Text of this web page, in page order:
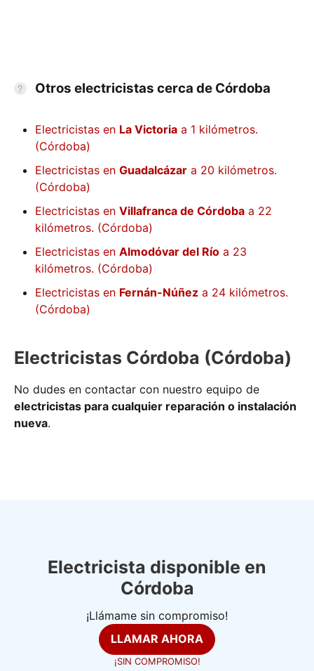
Otros electricistas cerca de Córdoba
Electricistas en La Victoria a 1 kilómetros.
(Córdoba)
Electricistas en Guadalcázar a 20 kilómetros.
(Córdoba)
Electricistas en Villafranca de Córdoba a 22
kilómetros. (Córdoba)
Electricistas en Almodóvar del Río a 23
kilómetros. (Córdoba)
Electricistas en Fernán-Núñez a 24 kilómetros.
(Córdoba)
Electricistas Córdoba (Córdoba)
No dudes en contactar con nuestro equipo de
electricistas para cualquier reparación o instalación
nueva.
Electricista disponible en
Córdoba
¡Llámame sin compromiso!
LLAMAR AHORA
¡SIN COMPROMISO!